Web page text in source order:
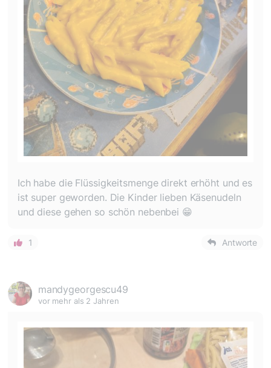
Ich habe die Flüssigkeitsmenge direkt erhöht und es
ist super geworden. Die Kinder lieben Käsenudeln
und diese gehen so schön nebenbei 😁
1 Antworte
mandygeorgescu49
vor mehr als 2 Jahren